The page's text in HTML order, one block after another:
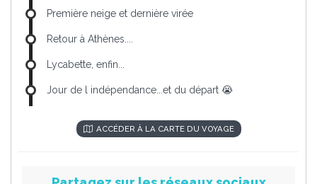
Première neige et dernière virée
Retour à Athènes....
Lycabette, enfin...
Jour de l indépendance...et du départ 😭
ACCÉDER À LA CARTE DU VOYAGE